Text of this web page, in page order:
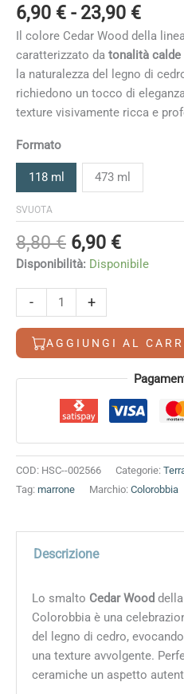
6,90 € - 23,90 €Fascia
di
da
6,90
a
Il colore Cedar Wood della
caratterizzato da tonalità calde
la naturalezza del legno di
richiedono un tocco di
texture visivamente ricca e
Formato
118 ml 473 ml
SVUOTA
8,80€ Il
prezzo
era:
8,80 €.
6,90 €Il
prezzo
Disponibilità: Disponibile
-
Wood
quantità
+
AGGIUNGI AL
Alternative:
COD: HSC--002566 Categorie:
Tag: marrone Marchio: Colorobbia
Descrizione
Lo smalto Cedar Wood
Colorobbia è una
del legno di cedro,
una texture avvolgente.
ceramiche un aspetto